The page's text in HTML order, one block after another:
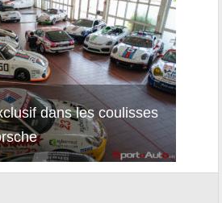
dans les coulisses